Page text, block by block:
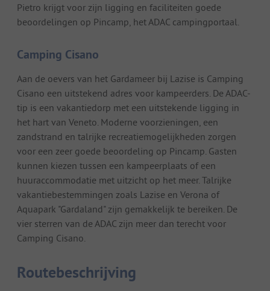
Pietro krijgt voor zijn ligging en faciliteiten goede
beoordelingen op Pincamp, het ADAC campingportaal.
Camping Cisano
Aan de oevers van het Gardameer bij Lazise is Camping
Cisano een uitstekend adres voor kampeerders. De ADAC-
tip is een vakantiedorp met een uitstekende ligging in
het hart van Veneto. Moderne voorzieningen, een
zandstrand en talrijke recreatiemogelijkheden zorgen
voor een zeer goede beoordeling op Pincamp. Gasten
kunnen kiezen tussen een kampeerplaats of een
huuraccommodatie met uitzicht op het meer. Talrijke
vakantiebestemmingen zoals Lazise en Verona of
Aquapark "Gardaland" zijn gemakkelijk te bereiken. De
vier sterren van de ADAC zijn meer dan terecht voor
Camping Cisano.
Routebeschrijving